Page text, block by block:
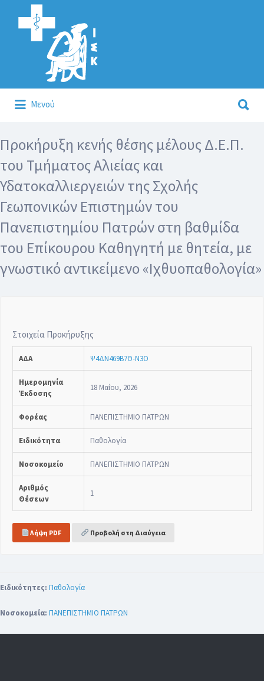
Αναζήτηση
για:
Μενού
για:
Προκήρυξη κενής θέσης μέλους Δ.Ε.Π.
του Τμήματος Αλιείας και
Υδατοκαλλιεργειών της Σχολής
Γεωπονικών Επιστημών του
Πανεπιστημίου Πατρών στη βαθμίδα
του Επίκουρου Καθηγητή με θητεία, με
γνωστικό αντικείμενο «Ιχθυοπαθολογία»
Στοιχεία Προκήρυξης
ΑΔΑ Ψ4ΔΝ469Β7Θ-Ν3Ο
Ημερομηνία
Έκδοσης
18 Μαΐου, 2026
Φορέας ΠΑΝΕΠΙΣΤΗΜΙΟ ΠΑΤΡΩΝ
Ειδικότητα Παθολογία
Νοσοκομείο ΠΑΝΕΠΙΣΤΗΜΙΟ ΠΑΤΡΩΝ
Αριθμός
Θέσεων
1
Λήψη PDF Προβολή στη Διαύγεια
Ειδικότητες: Παθολογία
Νοσοκομεία: ΠΑΝΕΠΙΣΤΗΜΙΟ ΠΑΤΡΩΝ